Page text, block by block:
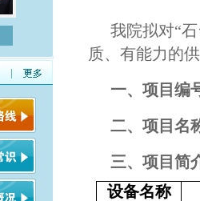
陈立宏
我院拟对“
质、有能力的
一、项目编
二、项目名
三、项目简
设备名称